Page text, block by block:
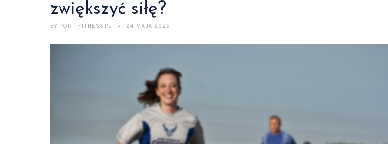
zwiększyć siłę?
BY PORT-FITNESS.PL 24 MAJA 2025